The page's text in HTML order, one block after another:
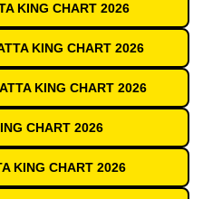
KING CHART 2026
KING CHART 2026
KING CHART 2026
CHART 2026
KING CHART 2026